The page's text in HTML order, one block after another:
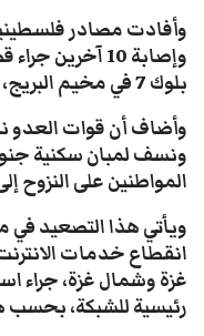
وأفادت مصادر
وإصابة 10
بلوك 7 في مخيم البريج، وسط قطاع غزة.
وأضاف أن قوات العدو
ونسف لمبان سكنية
المواطنين على النزوح
ويأتي هذا التصعيد في
انقطاع خدمات
غزة وشمال غزة، جراء
رئيسية للشبكة، بحسب